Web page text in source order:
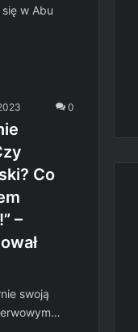
w Abu
0
Co
–
swoją